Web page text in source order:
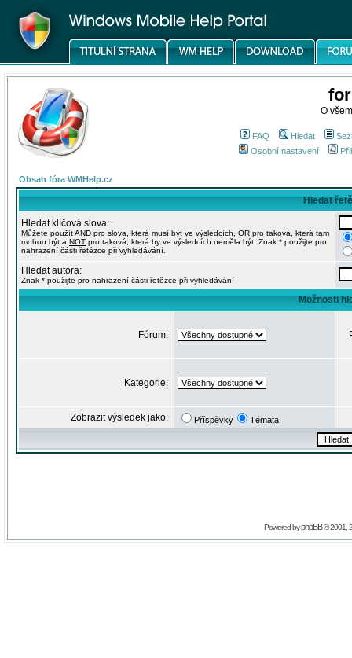
O
FAQ Hledat
Osobní nastavení
Obsah fóra WMHelp.cz
Hledat
Hledat klíčová slova:
Můžete použítAND pro slova, která musí být ve výsledcích, OR pro taková, která tam
mohou být a NOT pro taková, která by ve výsledcích neměla být. Znak * použijte pro
nahrazení části řetězce při vyhledávání.
Hledat autora:
Znak * použijte pro nahrazení části řetězce při vyhledávání
Možnosti
Fórum:
Kategorie:
Zobrazit výsledek jako: Příspěvky Témata
Powered byphpBB© 2001,